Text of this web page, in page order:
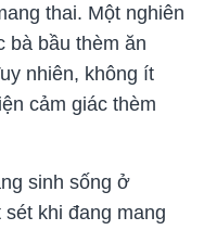
thai. Một nghiên
bà bầu thèm ăn
nhiên, không ít
cảm giác thèm
sinh sống ở
khi đang mang